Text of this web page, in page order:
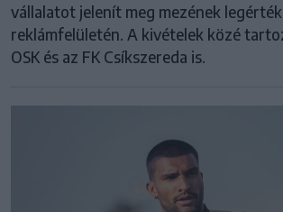
vállalatot jelenít meg mezének
reklámfelületén. A kivételek közé
OSK és az FK Csíkszereda is.